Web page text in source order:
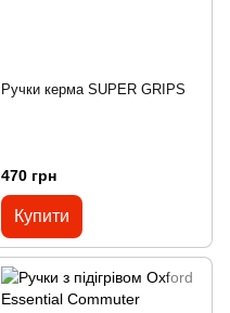
Ручки керма SUPER GRIPS
470 грн
Купити